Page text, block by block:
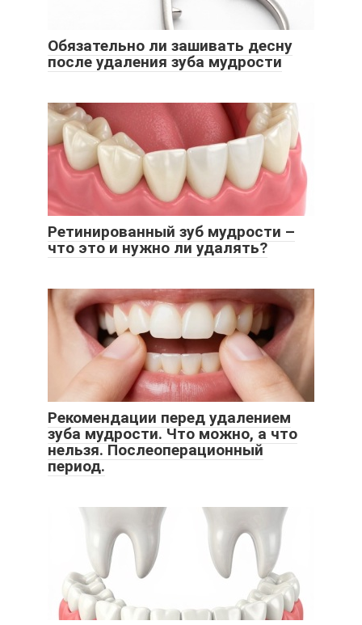
Обязательно ли зашивать десну
после удаления зуба мудрости
Ретинированный зуб мудрости –
что это и нужно ли удалять?
Рекомендации перед удалением
зуба мудрости. Что можно, а что
нельзя. Послеоперационный
период.